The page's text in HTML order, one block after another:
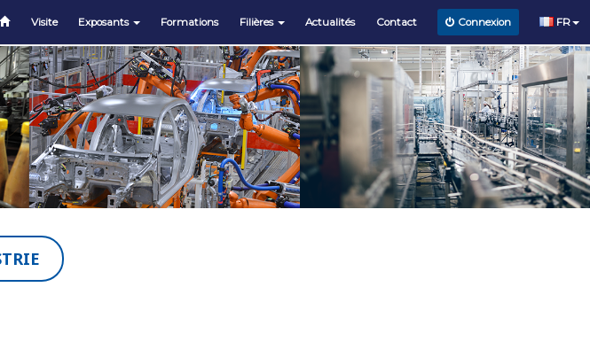
Visite Exposants Formations Filières Actualités Contact Connexion FR